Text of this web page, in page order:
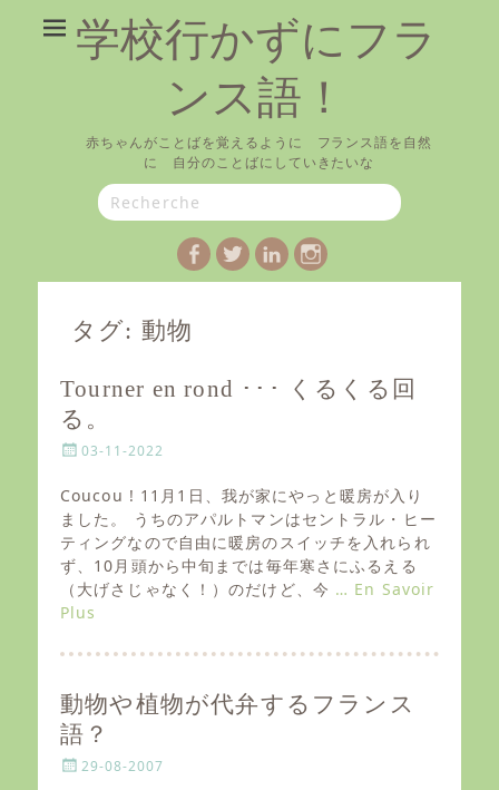
学校行かずにフラ
ンス語！
赤ちゃんがことばを覚えるように フランス語を自然
に 自分のことばにしていきたいな
Search
for:
Facebook
TwitterLinkedIn
Instagram
タグ: 動物
Tourner en rond ･･･ くるくる回
る。
P
s
e
d
o
03-11-2022
Coucou ! 11月1日、我が家にやっと暖房が入り
ました。 うちのアパルトマンはセントラル・ヒー
ティングなので自由に暖房のスイッチを入れられ
ず、10月頭から中旬までは毎年寒さにふるえる
（大げさじゃなく！）のだけど、今 … En Savoir
Plus
動物や植物が代弁するフランス
語？
P
29-08-2007